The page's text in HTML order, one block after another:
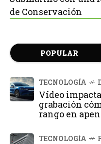
de Conservación
POPULAR
TECNOLOGÍA
Vídeo
grabación
rango en
TECNOLOGÍA